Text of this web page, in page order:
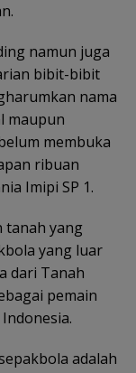
namun juga
bibit-bibit
nama
maupun
membuka
ribuan
Imipi SP 1.
tanah yang
yang luar
dari Tanah
pemain
adalah